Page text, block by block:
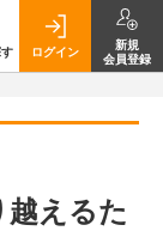
ログイン
新規
会員登録
えるた